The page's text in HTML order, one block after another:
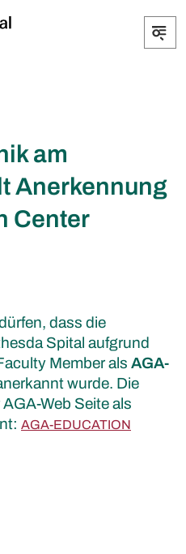
am
Anerkennung
Center
dass die
Spital aufgrund
Member als AGA-
wurde. Die
Web Seite als
AGA-EDUCATION